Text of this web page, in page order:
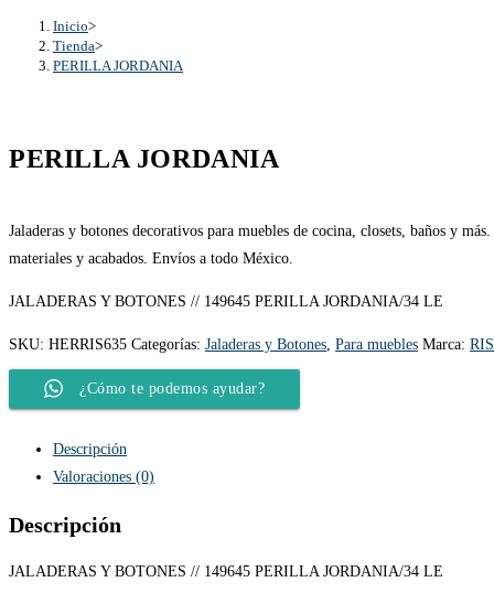
Inicio>
Tienda>
PERILLA JORDANIA
PERILLA JORDANIA
Jaladeras y botones decorativos para muebles de cocina, closets, baños y
materiales y acabados. Envíos a todo México.
JALADERAS Y BOTONES // 149645 PERILLA JORDANIA/34 LE
SKU: HERRIS635 Categorías: Jaladeras y Botones Para muebles Marca:
¿Cómo te podemos ayudar?
Descripción
Valoraciones (0)
Descripción
JALADERAS Y BOTONES // 149645 PERILLA JORDANIA/34 LE